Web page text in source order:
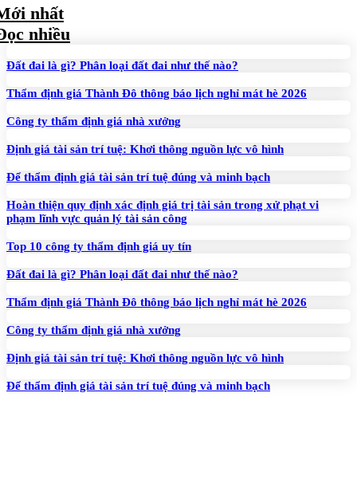
nhất
nhiều
Đất đai là gì? Phân loại đất đai như thế nào?
Thẩm định giá Thành Đô thông báo lịch nghỉ mát hè 2026
Công ty thẩm định giá nhà xưởng
Định giá tài sản trí tuệ: Khơi thông nguồn lực vô hình
Để thẩm định giá tài sản trí tuệ đúng và minh bạch
Hoàn thiện quy định xác định giá trị tài sản trong xử phạt vi
phạm lĩnh vực quản lý tài sản công
Top 10 công ty thẩm định giá uy tín
Đất đai là gì? Phân loại đất đai như thế nào?
Thẩm định giá Thành Đô thông báo lịch nghỉ mát hè 2026
Công ty thẩm định giá nhà xưởng
Định giá tài sản trí tuệ: Khơi thông nguồn lực vô hình
Để thẩm định giá tài sản trí tuệ đúng và minh bạch